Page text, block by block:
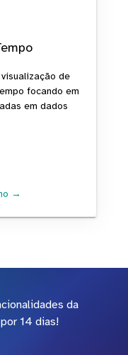
de
focando em
em dados
→
da
14 dias!